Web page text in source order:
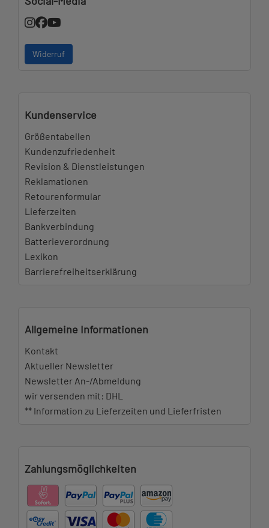
Widerruf
Kundenservice
Größentabellen
Kundenzufriedenheit
Revision & Dienstleistungen
Reklamationen
Retourenformular
Lieferzeiten
Bankverbindung
Batterieverordnung
Lexikon
Barrierefreiheitserklärung
Allgemeine Informationen
Kontakt
Aktueller Newsletter
Newsletter An-/Abmeldung
wir versenden mit: DHL
** Information zu Lieferzeiten und Lieferfristen
Zahlungsmöglichkeiten